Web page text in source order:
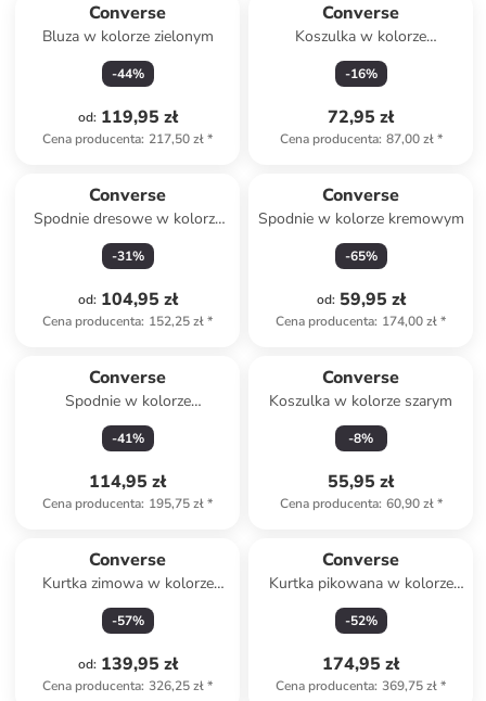
Converse
Bluza w kolorze zielonym
-44%
od: 119,95 zł
Cena producenta: 217,50 zł*
Converse
Koszulka w kolorze
jasnoróżowym
-16%
72,95 zł
Cena producenta: 87,00 zł*
Converse
Spodnie dresowe w kolorze
szarym
-31%
od: 104,95 zł
Cena producenta: 152,25 zł*
Converse
Spodnie w kolorze kremowym
-65%
od: 59,95 zł
Cena producenta: 174,00 zł*
Converse
Spodnie w kolorze
jasnoróżowym
-41%
114,95 zł
Cena producenta: 195,75 zł*
Converse
Koszulka w kolorze szarym
-8%
55,95 zł
Cena producenta: 60,90 zł*
Converse
Kurtka zimowa w kolorze
fioletowym
-57%
od: 139,95 zł
Cena producenta: 326,25 zł*
Converse
Kurtka pikowana w kolorze
czarnym
-52%
174,95 zł
Cena producenta: 369,75 zł*